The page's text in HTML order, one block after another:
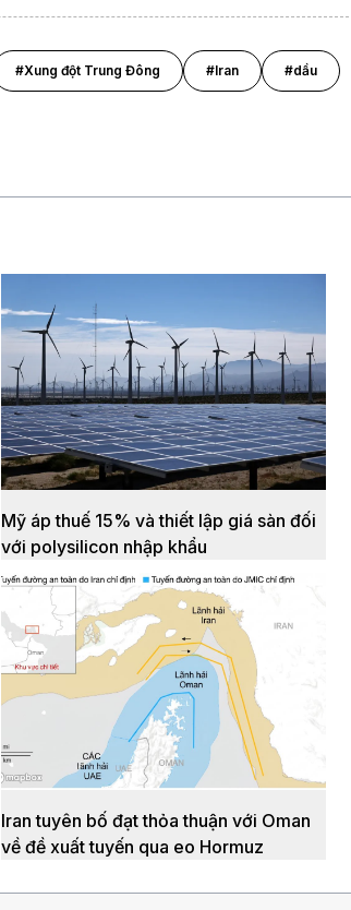
#Xung đột Trung Đông #Iran #dầu
Mỹ áp thuế 15% và thiết lập giá sàn đối
với polysilicon nhập khẩu
Iran tuyên bố đạt thỏa thuận với Oman
về đề xuất tuyến qua eo Hormuz